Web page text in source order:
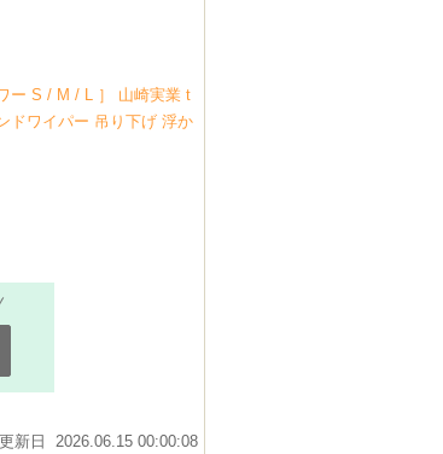
ー S / M / L ］ 山崎実業 t
ドワイパー 吊り下げ 浮か
新日 2026.06.15 00:00:08